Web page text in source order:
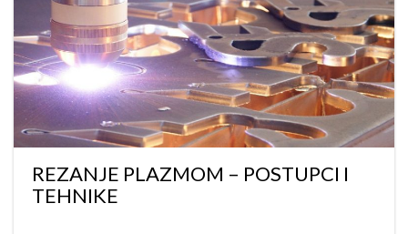
REZANJE PLAZMOM – POSTUPCI I
TEHNIKE